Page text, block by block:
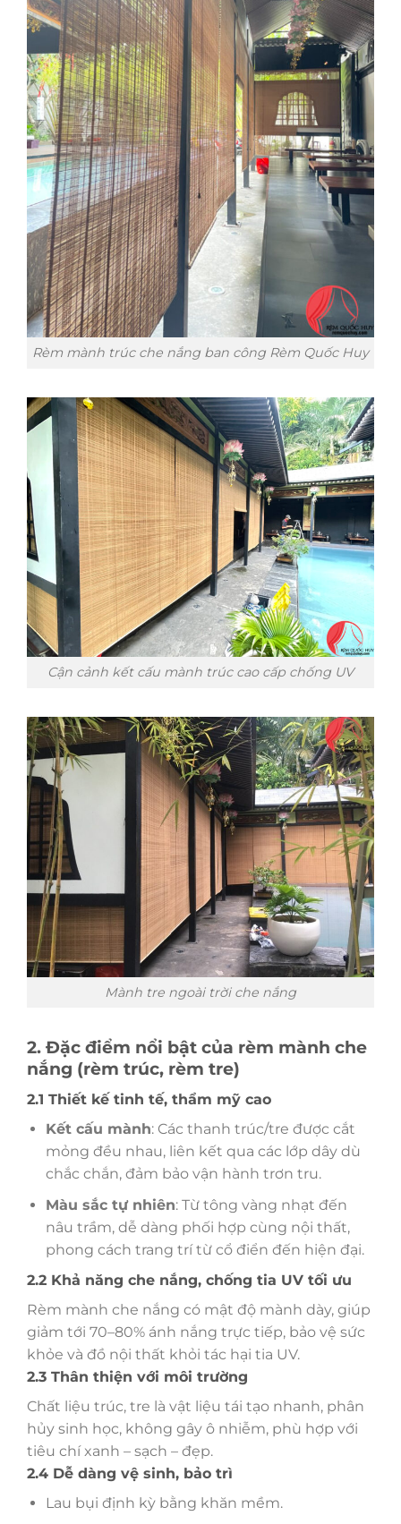
Rèm mành trúc che nắng ban công Rèm Quốc Huy
Cận cảnh kết cấu mành trúc cao cấp chống UV
Mành tre ngoài trời che nắng
2. Đặc điểm nổi bật của rèm mành che
nắng (rèm trúc, rèm tre)
2.1 Thiết kế tinh tế, thẩm mỹ cao
Kết cấu mành: Các thanh trúc/tre được cắt
mỏng đều nhau, liên kết qua các lớp dây dù
chắc chắn, đảm bảo vận hành trơn tru.
Màu sắc tự nhiên: Từ tông vàng nhạt đến
nâu trầm, dễ dàng phối hợp cùng nội thất,
phong cách trang trí từ cổ điển đến hiện đại.
2.2 Khả năng che nắng, chống tia UV tối ưu
Rèm mành che nắng có mật độ mành dày, giúp
giảm tới 70–80% ánh nắng trực tiếp, bảo vệ sức
khỏe và đồ nội thất khỏi tác hại tia UV.
2.3 Thân thiện với môi trường
Chất liệu trúc, tre là vật liệu tái tạo nhanh, phân
hủy sinh học, không gây ô nhiễm, phù hợp với
tiêu chí xanh – sạch – đẹp.
2.4 Dễ dàng vệ sinh, bảo trì
Lau bụi định kỳ bằng khăn mềm.